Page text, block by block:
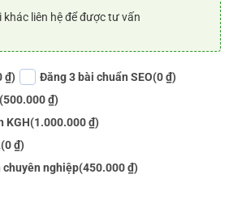
khác liên hệ để được tư vấn
₫) Đăng 3 bài chuẩn SEO(0 ₫)
(500.000 ₫)
KGH(1.000.000 ₫)
(0 ₫)
chuyên nghiệp(450.000 ₫)